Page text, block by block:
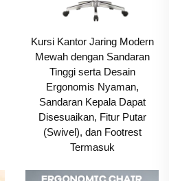
Kursi Kantor Jaring Modern
Mewah dengan Sandaran
Tinggi serta Desain
Ergonomis Nyaman,
Sandaran Kepala Dapat
Disesuaikan, Fitur Putar
(Swivel), dan Footrest
Termasuk